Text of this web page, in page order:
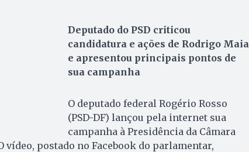
Deputado do PSD criticou
candidatura e ações de Rodrigo Maia
e apresentou principais pontos de
sua campanha
O deputado federal Rogério Rosso
(PSD-DF) lançou pela internet sua
campanha à Presidência da Câmara
vídeo, postado no Facebook do parlamentar,